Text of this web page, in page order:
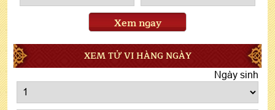
Xem ngay
XEM TỬ VI HÀNG NGÀY
Ngày sinh